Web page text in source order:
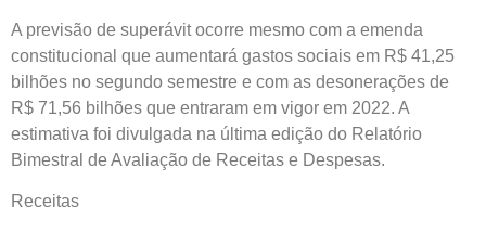
A previsão de superávit ocorre mesmo com a emenda
constitucional que aumentará gastos sociais em R$ 41,25
bilhões no segundo semestre e com as desonerações de
R$ 71,56 bilhões que entraram em vigor em 2022. A
estimativa foi divulgada na última edição do Relatório
Bimestral de Avaliação de Receitas e Despesas.
Receitas